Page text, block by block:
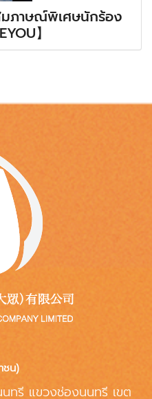
มภาษณ์พิเศษนักร้อง
】
ชน)
ทรี แขวงช่องนนทรี เขต